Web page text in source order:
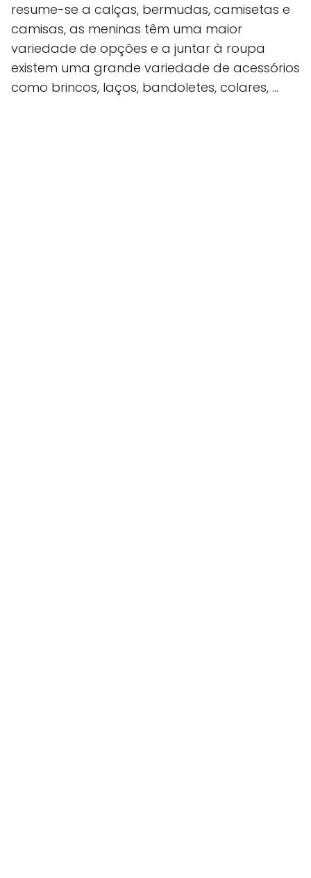
resume-se a calças, bermudas, camisetas e
camisas, as meninas têm uma maior
variedade de opções e a juntar à roupa
existem uma grande variedade de acessórios
como brincos, laços, bandoletes, colares, …